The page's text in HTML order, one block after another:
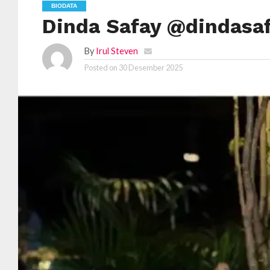
BIODATA
Dinda Safay
By Irul Steven
Posted on 30 Desember 2025